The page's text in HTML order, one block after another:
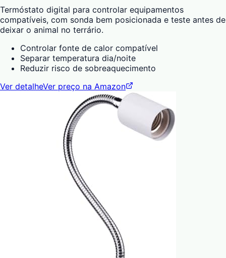
Termóstato digital para controlar equipamentos
compatíveis, com sonda bem posicionada e teste antes de
deixar o animal no terrário.
Controlar fonte de calor compatível
Separar temperatura dia/noite
Reduzir risco de sobreaquecimento
Ver detalheVer preço na Amazon